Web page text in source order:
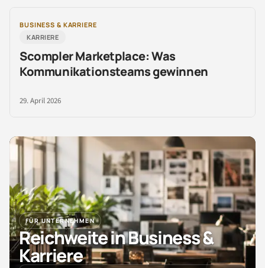
BUSINESS & KARRIERE
KARRIERE
Scompler Marketplace: Was
Kommunikationsteams gewinnen
29. April 2026
FÜR UNTERNEHMEN
Reichweite in Business &
Karriere